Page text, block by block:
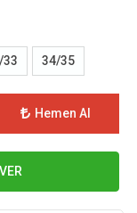
33 34/35
Hemen Al